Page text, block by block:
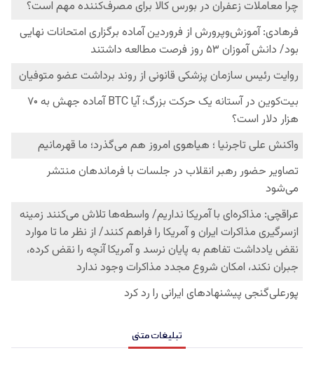
تبلیغات متنی